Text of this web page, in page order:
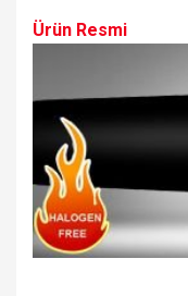
Ürün Resmi